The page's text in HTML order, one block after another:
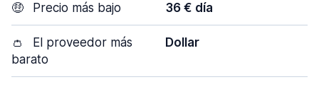
🤑 Precio más bajo 36 € día
👛
El proveedor más
barato
Dollar